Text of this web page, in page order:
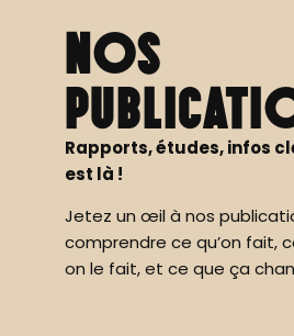
Nos
Rapports, études, infos
est là !
Jetez un œil à nos
comprendre ce qu’on fait,
on le fait, et ce que ça